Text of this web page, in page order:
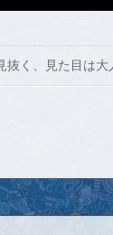
抜く、見た目は